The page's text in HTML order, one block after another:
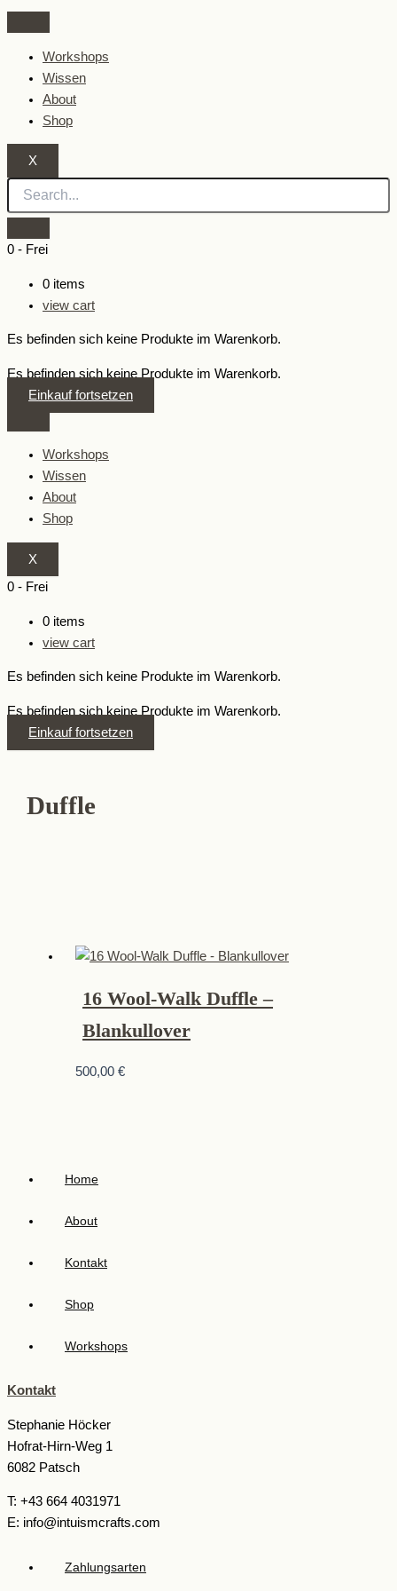
Zum
Inhalt
springenWorkshops
Wissen
About
Shop
X
0 - Frei
0 items
view cart
Es befinden sich keine Produkte im Warenkorb.
Es befinden sich keine Produkte im Warenkorb.
Einkauf fortsetzen
Workshops
Wissen
About
Shop
X
0 - Frei
0 items
view cart
Es befinden sich keine Produkte im Warenkorb.
Es befinden sich keine Produkte im Warenkorb.
Einkauf fortsetzen
Duffle
16 Wool-Walk Duffle –
Blankullover
500,00€
Home
About
Kontakt
Shop
Workshops
Kontakt
Stephanie Höcker
Hofrat-Hirn-Weg 1
6082 Patsch
T: +43 664 4031971
E: info@intuismcrafts.com
Zahlungsarten